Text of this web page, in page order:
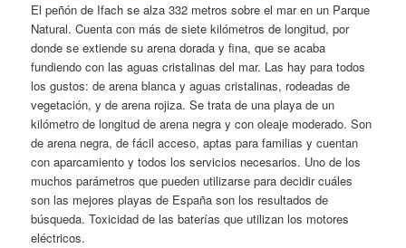
El peñón de Ifach se alza 332 metros sobre el mar en un Parque
Natural. Cuenta con más de siete kilómetros de longitud, por
donde se extiende su arena dorada y fina, que se acaba
fundiendo con las aguas cristalinas del mar. Las hay para todos
los gustos: de arena blanca y aguas cristalinas, rodeadas de
vegetación, y de arena rojiza. Se trata de una playa de un
kilómetro de longitud de arena negra y con oleaje moderado. Son
de arena negra, de fácil acceso, aptas para familias y cuentan
con aparcamiento y todos los servicios necesarios. Uno de los
muchos parámetros que pueden utilizarse para decidir cuáles
son las mejores playas de España son los resultados de
búsqueda. Toxicidad de las baterías que utilizan los motores
eléctricos.